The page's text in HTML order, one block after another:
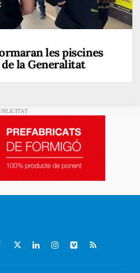
les piscines
la Generalitat